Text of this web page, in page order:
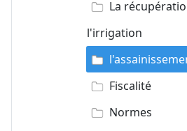
La
l'irrigation
Fiscalité
Normes